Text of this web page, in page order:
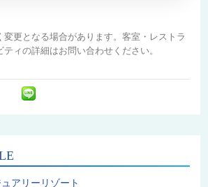
更となる場合があります。客室・レストラ
ィの詳細はお問い合わせください。
アリーリゾート